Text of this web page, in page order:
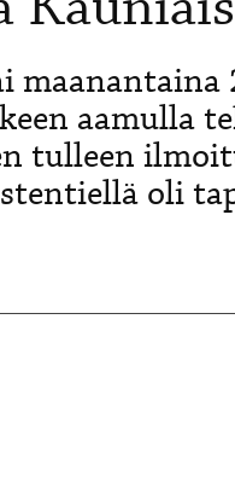
maanantaina
aamulla
tulleen
oli